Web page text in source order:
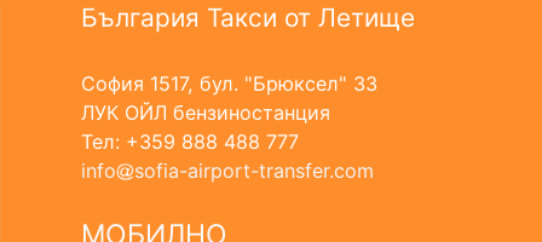
България Такси от Летище
София 1517, бул. "Брюксел" 33
ЛУК ОЙЛ бензиностанция
Тел: +359 888 488 777
info
sofia-airport-transfer.com
МОБИЛНО